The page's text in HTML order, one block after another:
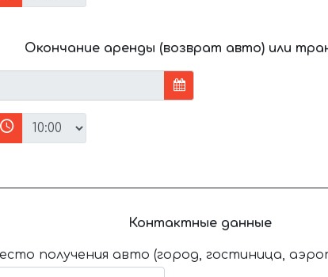
Окончание аренды (возврат авто) или
Контактные данные
получения авто (город, гостиница,